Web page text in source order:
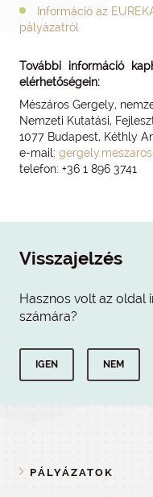
Információ az
pályázatról
További információ
elérhetőségein:
Mészáros Gergely,
Nemzeti Kutatási,
1077 Budapest, Kéthly
e-mail:
telefon: +36 1 896 3741
Visszajelzés
Hasznos volt az oldal
számára?
IGEN NEM
PÁLYÁZATOK